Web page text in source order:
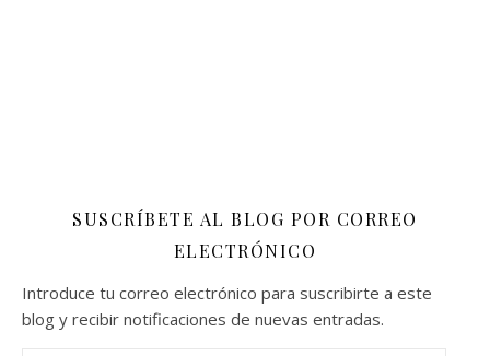
SUSCRÍBETE AL BLOG POR CORREO
ELECTRÓNICO
Introduce tu correo electrónico para suscribirte a este
blog y recibir notificaciones de nuevas entradas.